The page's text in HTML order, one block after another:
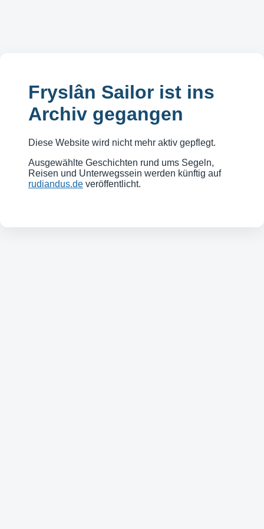
Fryslân Sailor ist ins
Archiv gegangen
Diese Website wird nicht mehr aktiv gepflegt.
Ausgewählte Geschichten rund ums Segeln,
Reisen und Unterwegssein werden künftig auf
rudiandus.de veröffentlicht.